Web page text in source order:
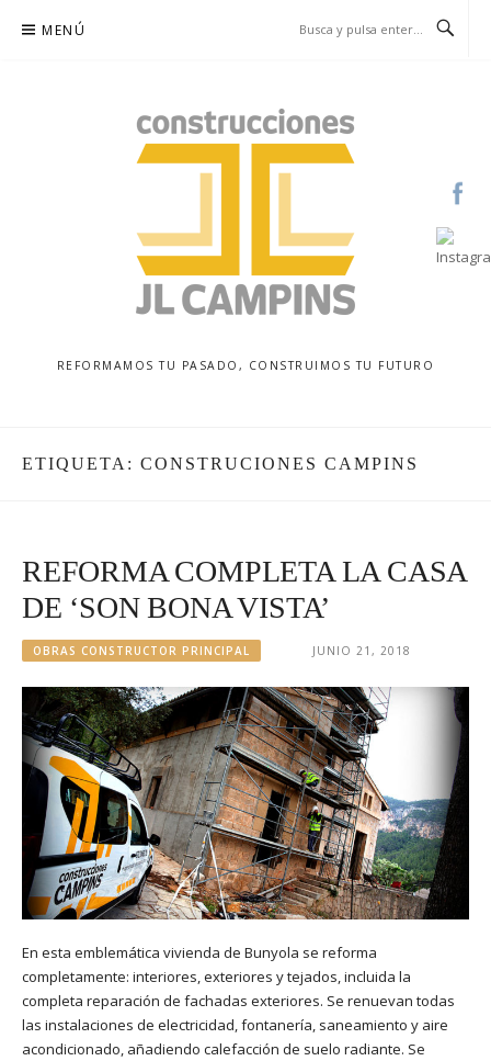
MENÚ
REFORMAMOS TU PASADO, CONSTRUIMOS TU FUTURO
ETIQUETA: CONSTRUCIONES CAMPINS
REFORMA COMPLETA LA CASA
DE ‘SON BONA VISTA’
OBRAS CONSTRUCTOR PRINCIPAL JUNIO 21, 2018
En esta emblemática vivienda de Bunyola se reforma
completamente: interiores, exteriores y tejados, incluida la
completa reparación de fachadas exteriores. Se renuevan todas
las instalaciones de electricidad, fontanería, saneamiento y aire
acondicionado, añadiendo calefacción de suelo radiante. Se